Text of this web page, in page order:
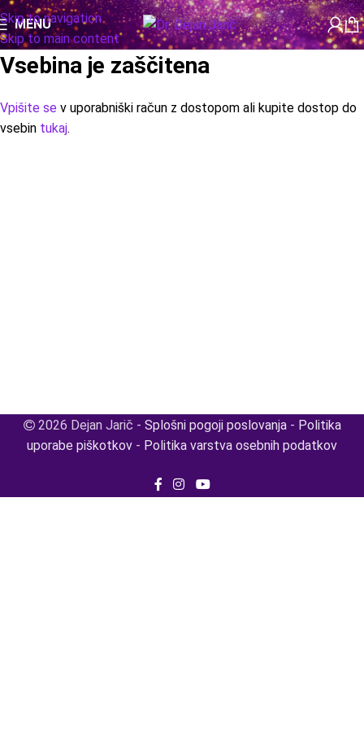
Skip to navigation
Skip to main content
MENU
Vsebina je zaščitena
Vpišite se v uporabniški račun z dostopom ali kupite dostop do
vsebin tukaj.
2026 Dejan Jarič - Splošni pogoji poslovanja- Politika
uporabe piškotkov - Politika varstva osebnih podatkov